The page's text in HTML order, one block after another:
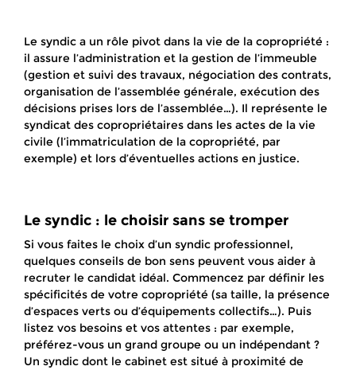
Le syndic a un rôle pivot dans la vie de la copropriété :
il assure l’administration et la gestion de l’immeuble
(gestion et suivi des travaux, négociation des contrats,
organisation de l’assemblée générale, exécution des
décisions prises lors de l’assemblée…). Il représente le
syndicat des copropriétaires dans les actes de la vie
civile (l’immatriculation de la copropriété, par
exemple) et lors d’éventuelles actions en justice.
Le syndic : le choisir sans se tromper
Si vous faites le choix d’un syndic professionnel,
quelques conseils de bon sens peuvent vous aider à
recruter le candidat idéal. Commencez par définir les
spécificités de votre copropriété (sa taille, la présence
d’espaces verts ou d’équipements collectifs…). Puis
listez vos besoins et vos attentes : par exemple,
préférez-vous un grand groupe ou un indépendant ?
Un syndic dont le cabinet est situé à proximité de